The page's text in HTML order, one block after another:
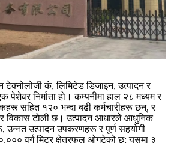
टेक्नोलोजी कं, लिमिटेड डिजाइन, उत्पादन र
पेशेवर निर्माता हो। कम्पनीमा हाल २८ मध्यम र
सहित १२० भन्दा बढी कर्मचारीहरू छन्, र
विकास टोली छ। उत्पादन आधारले आधुनिक
उन्नत उत्पादन उपकरणहरू र पूर्ण सहयोगी
वर्ग मिटर क्षेत्रफल ओगटेको छ: यसमा ३